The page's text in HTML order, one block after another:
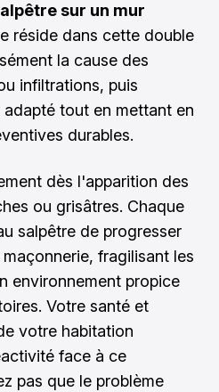
sur un mur
réside dans cette double
la cause des
infiltrations, puis
tout en mettant en
durables.
dès l'apparition des
ou grisâtres. Chaque
salpêtre de progresser
fragilisant les
environnement propice
Votre santé et
votre habitation
face à ce
pas que le problème